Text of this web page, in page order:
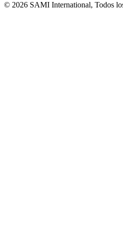
© 2026 SAMI International, Todos